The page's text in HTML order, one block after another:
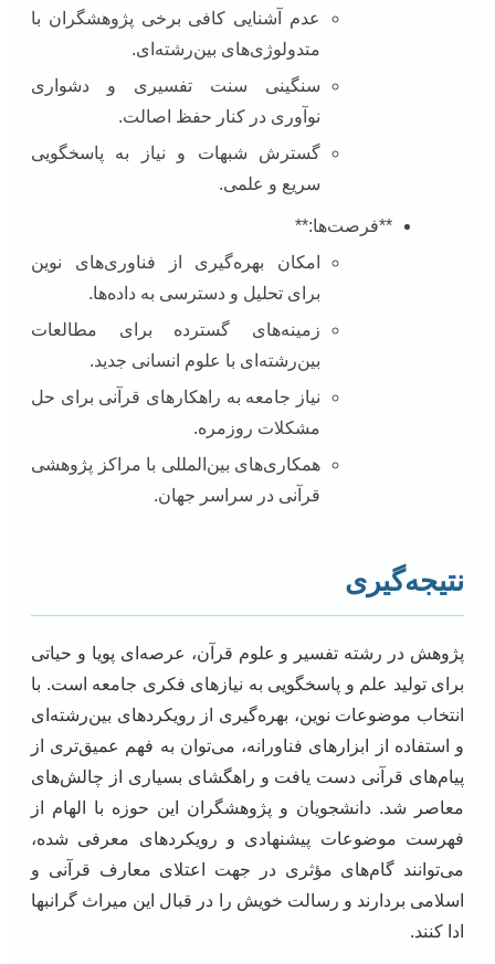
عدم آشنایی کافی برخی پژوهشگران با
متدولوژی‌های بین‌رشته‌ای.
سنگینی سنت تفسیری و دشواری
نوآوری در کنار حفظ اصالت.
گسترش شبهات و نیاز به پاسخگویی
سریع و علمی.
**فرصت‌ها:**
امکان بهره‌گیری از فناوری‌های نوین
برای تحلیل و دسترسی به داده‌ها.
زمینه‌های گسترده برای مطالعات
بین‌رشته‌ای با علوم انسانی جدید.
نیاز جامعه به راهکارهای قرآنی برای حل
مشکلات روزمره.
همکاری‌های بین‌المللی با مراکز پژوهشی
قرآنی در سراسر جهان.
نتیجه‌گیری
پژوهش در رشته تفسیر و علوم قرآن، عرصه‌ای پویا و حیاتی
برای تولید علم و پاسخگویی به نیازهای فکری جامعه است. با
انتخاب موضوعات نوین، بهره‌گیری از رویکردهای بین‌رشته‌ای
و استفاده از ابزارهای فناورانه، می‌توان به فهم عمیق‌تری از
پیام‌های قرآنی دست یافت و راهگشای بسیاری از چالش‌های
معاصر شد. دانشجویان و پژوهشگران این حوزه با الهام از
فهرست موضوعات پیشنهادی و رویکردهای معرفی شده،
می‌توانند گام‌های مؤثری در جهت اعتلای معارف قرآنی و
اسلامی بردارند و رسالت خویش را در قبال این میراث گرانبها
ادا کنند.